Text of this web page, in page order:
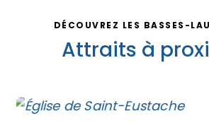
DÉCOUVREZ LES BASSES-
Attraits à